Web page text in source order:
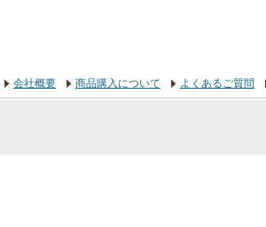
会社概要 商品購入について よくあるご質問